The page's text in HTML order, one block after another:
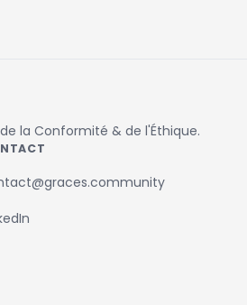
la Conformité & de l'Éthique.